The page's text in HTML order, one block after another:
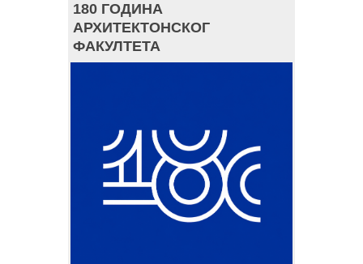
180 ГОДИНА
АРХИТЕКТОНСКОГ
ФАКУЛТЕТА